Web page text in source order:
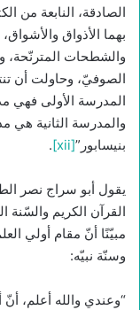
الصادقة، النابعة من
بهما الأذواق
والشطحات المترنّحة،
الصوفيّ، وحاولت أن
المدرسة الأولى فهي
والمدرسة الثانية هي
بنيسابور”[xii]
.
يقول أبو سراج نصر
القرآن الكريم والسّنة
مبيّنًا أنّ مقام أولي
وسنّة نبيّه:
“وعندي والله أعلم،